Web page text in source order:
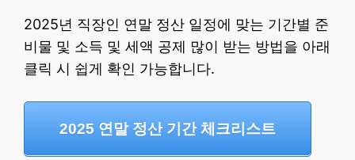
2025년 직장인 연말 정산 일정에 맞는 기간별 준
비물 및 소득 및 세액 공제 많이 받는 방법을 아래
클릭 시 쉽게 확인 가능합니다.
2025 연말 정산 기간 체크리스트